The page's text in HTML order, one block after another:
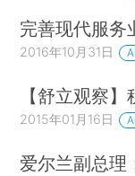
完善现代服务
2016年10月31日
【舒立观察
2015年01月16日
爱尔兰副总理